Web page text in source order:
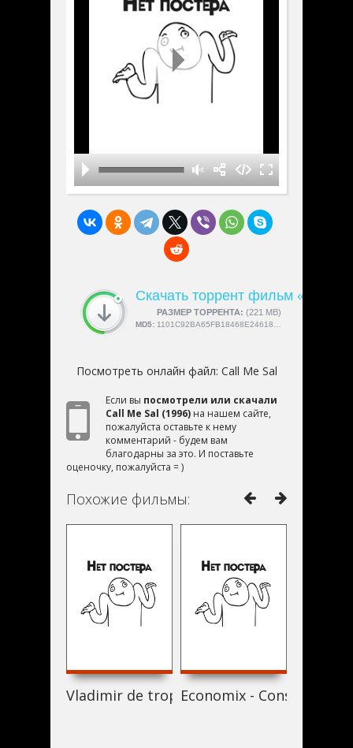
Скачать торрент фильм «Call
РАЗМЕР ТОРРЕНТА: (221 MB)
СКАЧАЛИ:4189
MD5: 1101C92BA65FB18468E246180DAAFB5A
Посмотреть онлайн файл: Call Me Sal
Если вы посмотрели или скачали
Call Me Sal (1996) на нашем сайте,
пожалуйста оставьте к нему
комментарий - будем вам
благодарны за это. И поставьте
оценочку, пожалуйста = )
Похожие фильмы:
Vladimir de trop (1996)Economix - Consumption